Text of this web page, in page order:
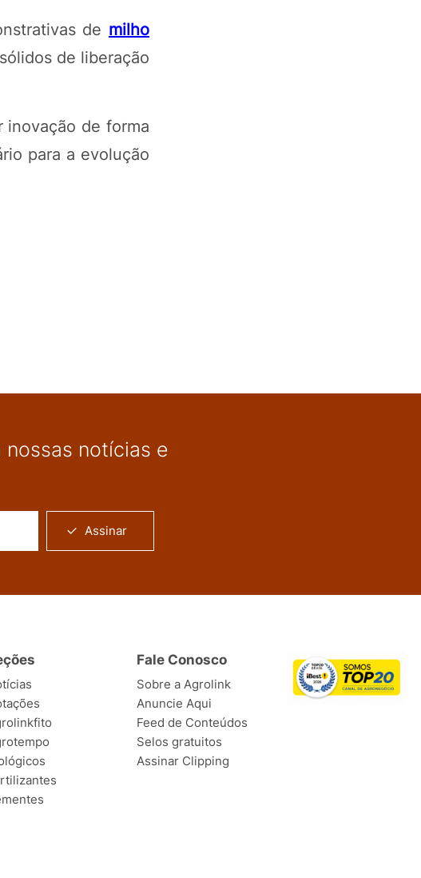
de milho
de liberação
inovação de forma
para a evolução
notícias e
Assinar
Fale Conosco
Sobre a Agrolink
Anuncie Aqui
Feed de Conteúdos
Selos gratuitos
Assinar Clipping